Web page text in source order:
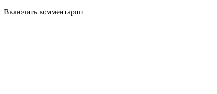
Включить комментарии